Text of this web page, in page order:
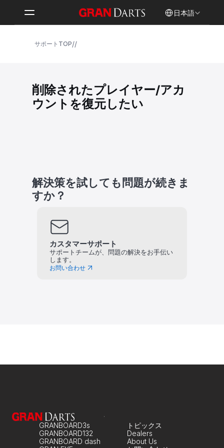
日本語
サポートTOP//
削除されたプレイヤー/アカ
ウントを復元したい
解決策を試しても問題が続きま
すか？
カスタマーサポート
サポートチームが、問題の解決をお手伝い
します。
お問い合わせ
GRANBOARD3s
GRANBOARD132
GRANBOARD dash
About Us
トピックス
Dealers